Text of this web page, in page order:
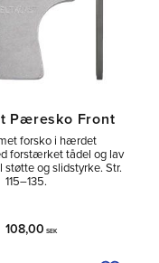
Pæresko Front
for­sko i hærdet
forstærket tådel og lav
og slidstyrke. Str.
115–135.
108,00 SEK